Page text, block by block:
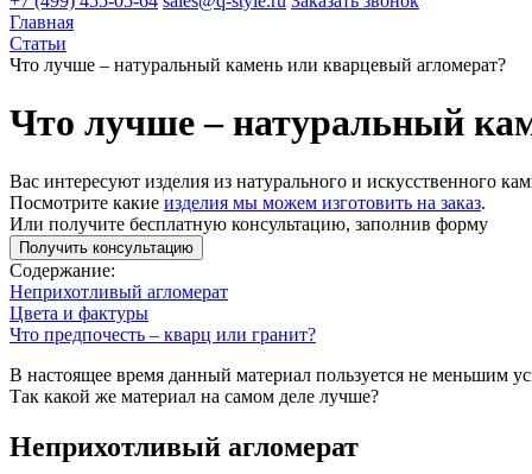
Главная
Статьи
Что лучше – натуральный камень или кварцевый агломерат?
Что лучше – натуральный
Вас интересуют изделия из натурального и искусственного
Посмотрите какие изделия мы можем изготовить на заказ.
Или получите бесплатную консультацию, заполнив форму
Получить консультацию
Содержание:
Неприхотливый агломерат
Цвета и фактуры
Что предпочесть – кварц или гранит?
В настоящее время данный материал пользуется не меньшим
Так какой же материал на самом деле лучше?
Неприхотливый агломерат